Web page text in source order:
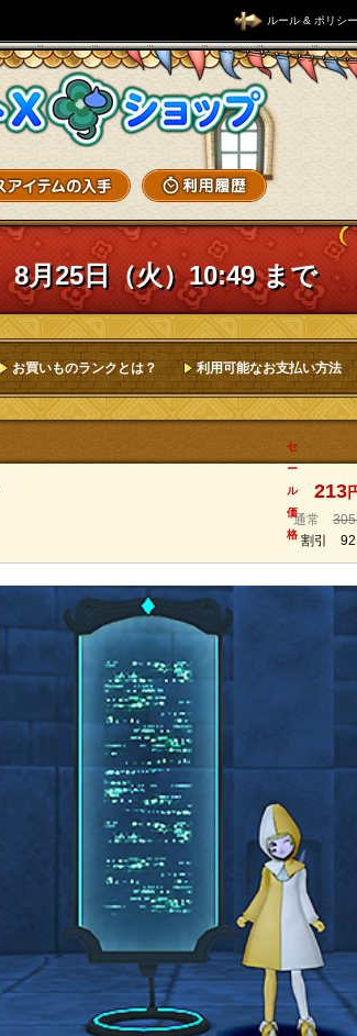
ルール & ポリシー
ドラ
8月25日（火）10:49 まで
お買いものランクとは？ 利用可能なお支払い方法
セ
ー
ル
価
格
213
通常
割引 92